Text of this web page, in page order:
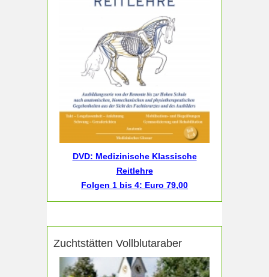
DVD: Medizinische Klassische
Reitlehre
Folgen 1 bis 4: Euro 79,00
Zuchtstätten Vollblutaraber